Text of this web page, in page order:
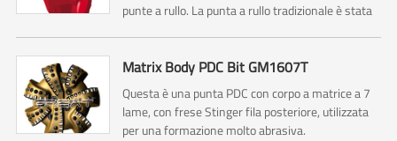
punte a rullo. La punta a rullo tradizionale è stata
Matrix Body PDC Bit GM1607T
Questa è una punta PDC con corpo a matrice a 7
lame, con frese Stinger fila posteriore, utilizzata
per una formazione molto abrasiva.